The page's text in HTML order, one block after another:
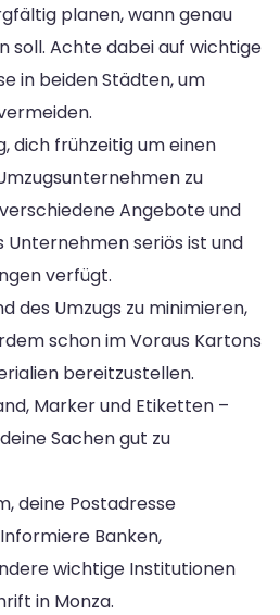
planen, wann genau
soll. Achte dabei auf wichtige
in beiden Städten, um
dich frühzeitig um einen
zu
Angebote und
Unternehmen seriös ist und
verfügt.
des Umzugs zu minimieren,
schon im Voraus Kartons
bereitzustellen.
Marker und Etiketten –
Sachen gut zu
deine Postadresse
Banken,
wichtige Institutionen
in Monza.